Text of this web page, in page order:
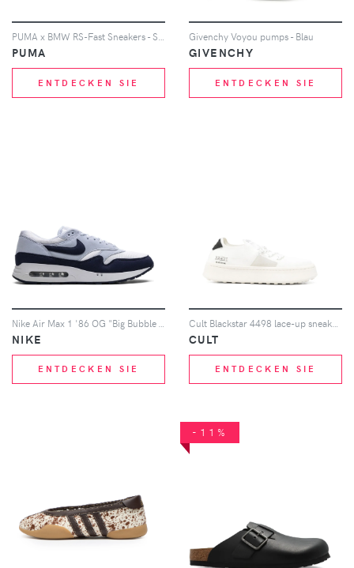
PUMA x BMW RS-Fast Sneakers - Schwarz
PUMA
ENTDECKEN SIE
Givenchy Voyou pumps - Blau
GIVENCHY
ENTDECKEN SIE
NIKE
ENTDECKEN SIE
CULT
ENTDECKEN SIE
-11%